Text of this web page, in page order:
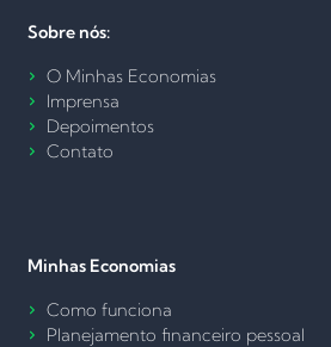
Sobre nós:
O Minhas Economias
Imprensa
Depoimentos
Contato
Minhas Economias
Como funciona
Planejamento financeiro pessoal